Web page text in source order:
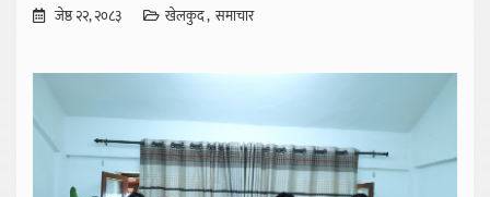
जेष्ठ २२, २०८३ खेलकुद समाचार